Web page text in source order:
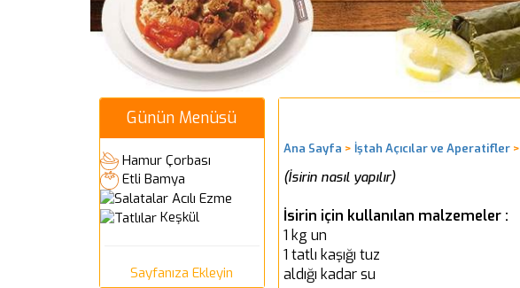
Ana Sayfa > İştah Açıcılar ve Aperatifler>
(İsirin nasıl yapılır)
İsirin için kullanılan malzemeler :
1 kg un
1 tatlı kaşığı tuz
aldığı kadar su
Günün Menüsü
Hamur Çorbası
Etli Bamya
Acılı Ezme
Keşkül
Sayfanıza Ekleyin